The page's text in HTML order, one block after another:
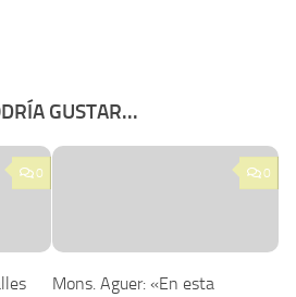
GUSTAR...
0 0
Mons. Aguer: «En esta